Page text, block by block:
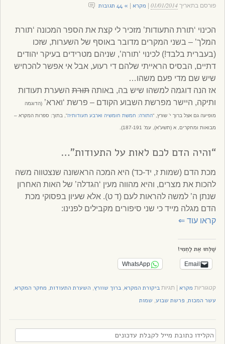
פורסם בתאריך01/01/2014 מקרא » 44 תגובות
הכינוי ‘תורת התעודות’ מזכיר לי קצת את הספר המכונה ‘תורת
המלך’ – בשני המקרים מדובר באוסף של השערות, שזכו
(בעברית בלבד!) לכינוי ‘תורה’, שניהם מטרידים בעיקר יהודים
דתיים, הבסיס הראייתי שלהם די רעוע, אבל אי אפשר להכחיש
שיש שם מדי פעם משהו…
אז הנה דוגמה למשהו שיש בה, באותהתורת השערת תעודות
ותיקה, היישר מפרשת השבוע הקודם – פרשת ‘וארא’(הדוגמה
מופיעה גם אצל ברוך י’ שורץ, “התורה: חמשת חומשיה וארבע תעודותיה“, בתוך: ספרות המקרא –
מבואות ומחקרים, א (תשע”א), עמ’ 187- 191).
“והיה הדם לכם לאות על התעודות”…
מכת הדם (שמות ז, יד-כד) היא המכה הראשונה שנצטווה משה
להכות את מצרים, והיא מהווה מעין ‘הגדלה’ של האות האחרון
שנתן ה’ למשה להראות לעם (ד ט). אלא שעיון בפסוקי מכת
הדם מגלה מייד כי שני סיפורים מקבילים לפנינו:
קראו עוד⇐
שַׁלְּחוּ אֶת לַחְמִי!
Email
WhatsApp
קטגוריות מקרא |תגיותביקורת המקרא,ברוך שוורץ, השערת התעודות, מחקר המקרא,
עשר המכות, פרשת שבוע, שמות
הקלידו